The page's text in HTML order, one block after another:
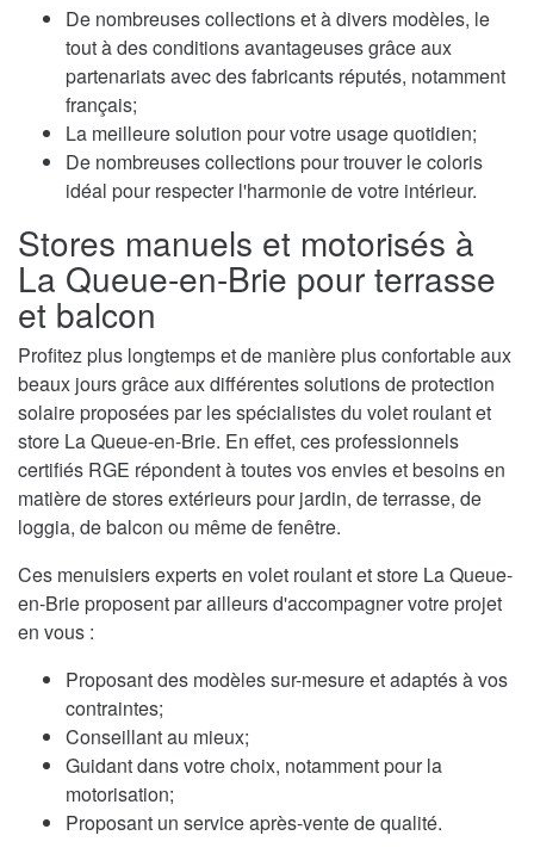
De nombreuses collections et à divers modèles, le
tout à des conditions avantageuses grâce aux
partenariats avec des fabricants réputés, notamment
français;
La meilleure solution pour votre usage quotidien;
De nombreuses collections pour trouver le coloris
idéal pour respecter l'harmonie de votre intérieur.
Stores manuels et motorisés à
La Queue-en-Brie pour terrasse
et balcon
Profitez plus longtemps et de manière plus confortable aux
beaux jours grâce aux différentes solutions de protection
solaire proposées par les spécialistes du volet roulant et
store La Queue-en-Brie. En effet, ces professionnels
certifiés RGE répondent à toutes vos envies et besoins en
matière de stores extérieurs pour jardin, de terrasse, de
loggia, de balcon ou même de fenêtre.
Ces menuisiers experts en volet roulant et store La Queue-
en-Brie proposent par ailleurs d'accompagner votre projet
en vous :
Proposant des modèles sur-mesure et adaptés à vos
contraintes;
Conseillant au mieux;
Guidant dans votre choix, notamment pour la
motorisation;
Proposant un service après-vente de qualité.